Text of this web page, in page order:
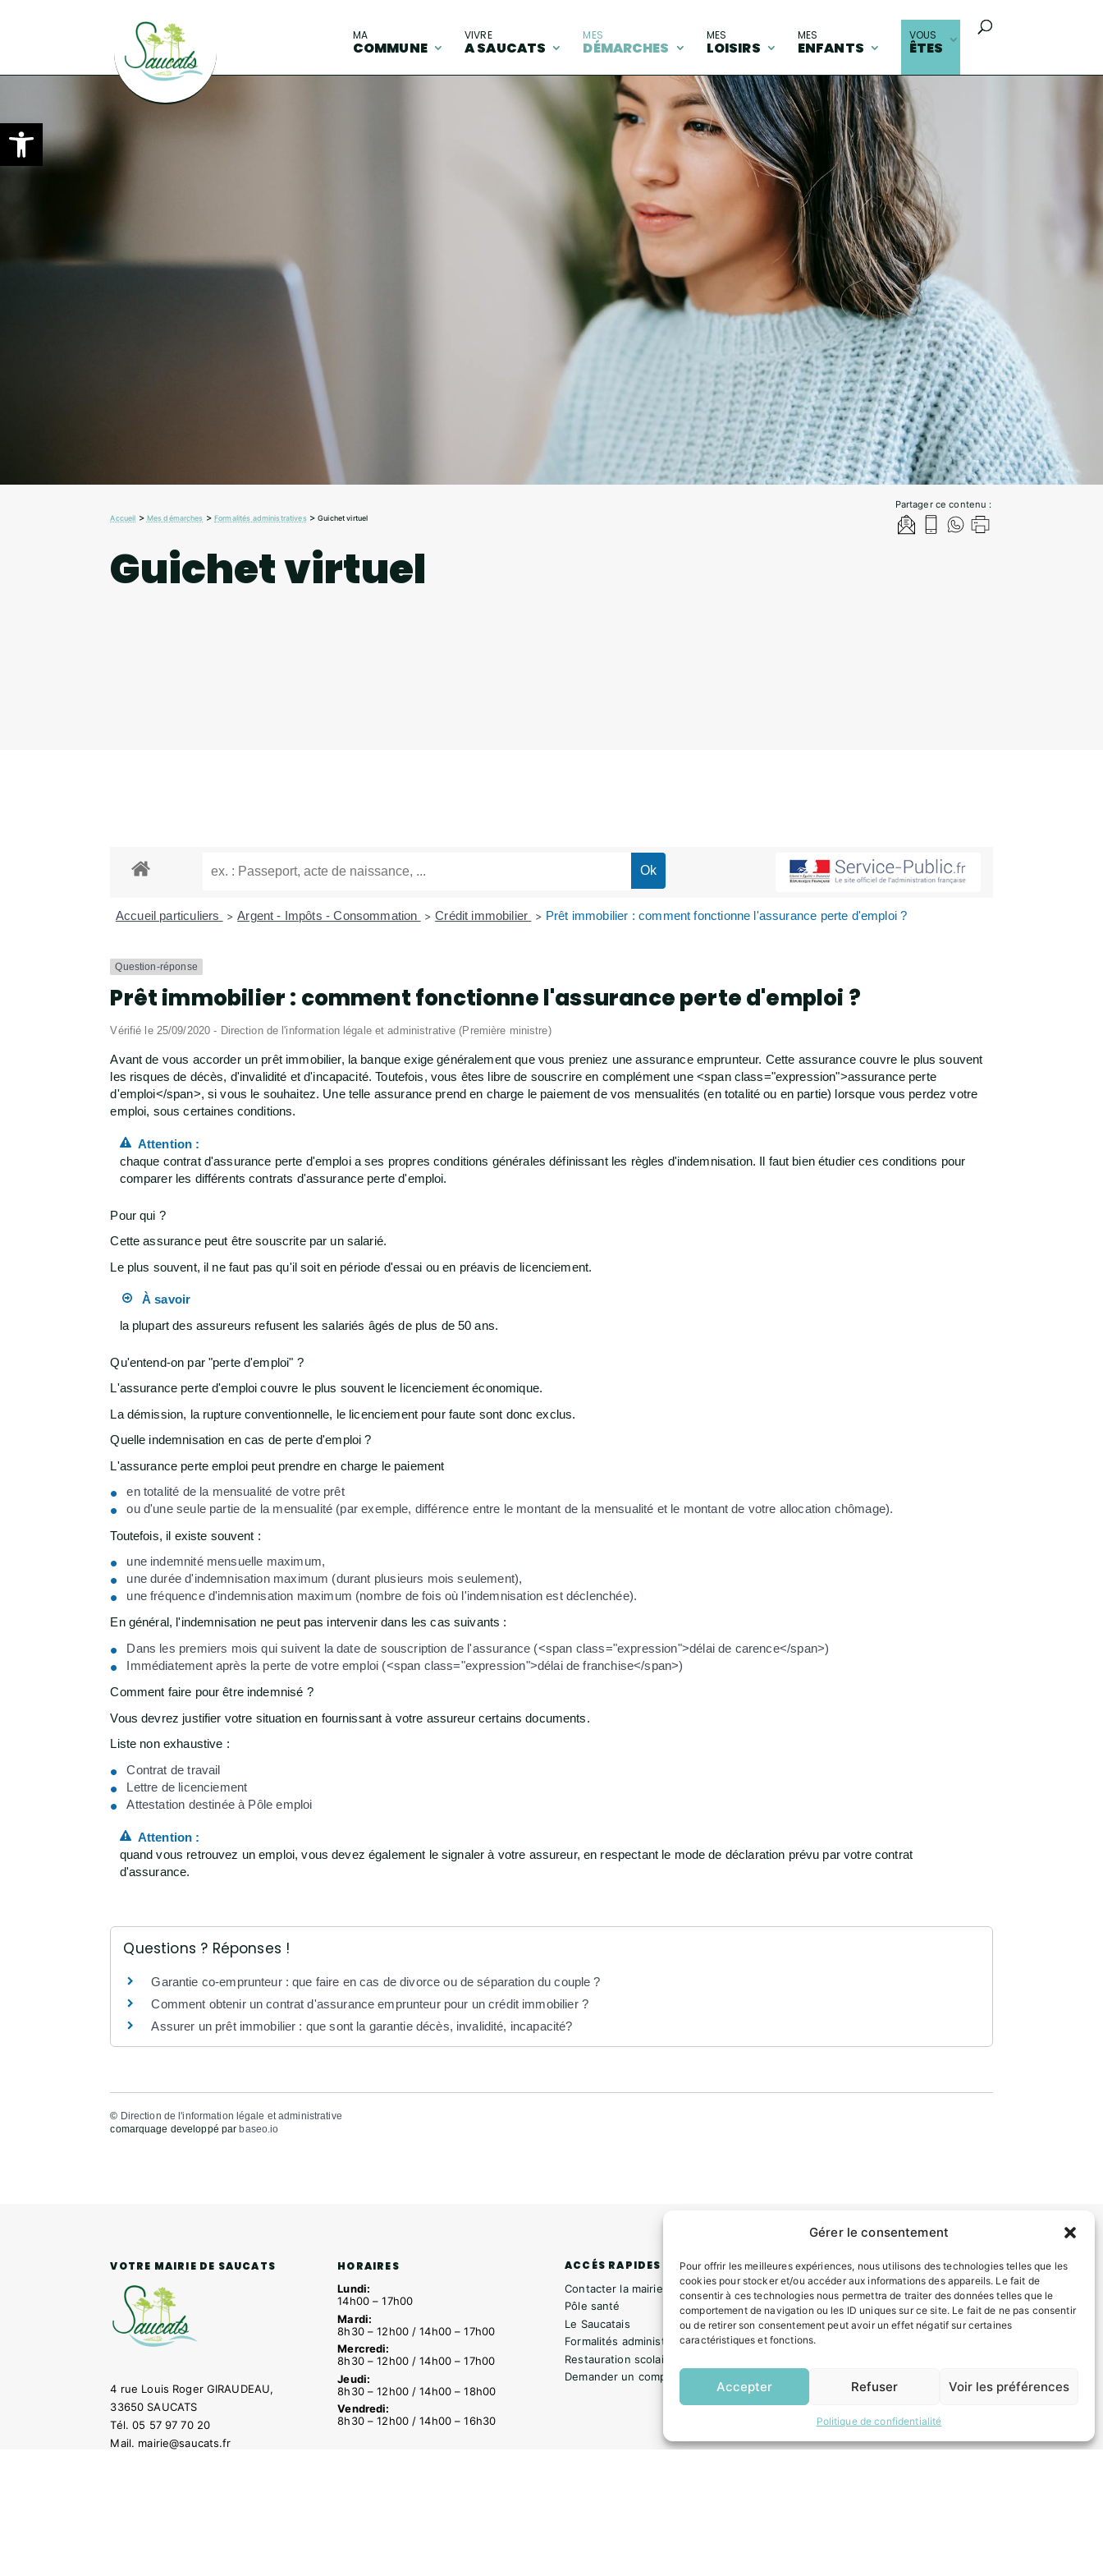
Ouvrir la barre d’outils
Gérer le consentement
Pour offrir les meilleures expériences, nous utilisons des technologies telles que les
cookies pour stocker et/ou accéder aux informations des appareils. Le fait de
consentir à ces technologies nous permettra de traiter des données telles que le
comportement de navigation ou les ID uniques sur ce site. Le fait de ne pas consentir
ou de retirer son consentement peut avoir un effet négatif sur certaines
caractéristiques et fonctions.
Accepter Refuser Voir les préférences
Politique de confidentialité
MA
COMMUNE
VIVRE
A SAUCATS
MES
DÉMARCHES
MES
LOISIRS
MES
ENFANTS
VOUS
ÊTES
Partager ce contenu :
Accueil > Mes démarches >Formalités administratives>Guichet virtuel
Guichet virtuel
Accueil particuliers > Argent - Impôts - Consommation > Crédit immobilier > Prêt immobilier : comment fonctionne l'assurance perte d'emploi ?
Question-réponse
Prêt immobilier : comment fonctionne l'assurance perte d'emploi ?
Vérifié le 25/09/2020 - Direction de l'information légale et administrative (Première ministre)
Avant de vous accorder un prêt immobilier, la banque exige généralement que vous preniez une assurance emprunteur. Cette assurance couvre le plus souvent
les risques de décès, d'invalidité et d'incapacité. Toutefois, vous êtes libre de souscrire en complément une <span class="expression">assurance perte
d'emploi</span>, si vous le souhaitez. Une telle assurance prend en charge le paiement de vos mensualités (en totalité ou en partie) lorsque vous perdez votre
emploi, sous certaines conditions.
Attention :
chaque contrat d'assurance perte d'emploi a ses propres conditions générales définissant les règles d'indemnisation. Il faut bien étudier ces conditions pour
comparer les différents contrats d'assurance perte d'emploi.
Pour qui ?
Cette assurance peut être souscrite par un salarié.
Le plus souvent, il ne faut pas qu'il soit en période d'essai ou en préavis de licenciement.
À savoir
la plupart des assureurs refusent les salariés âgés de plus de 50 ans.
Qu'entend-on par "perte d'emploi" ?
L'assurance perte d'emploi couvre le plus souvent le licenciement économique.
La démission, la rupture conventionnelle, le licenciement pour faute sont donc exclus.
Quelle indemnisation en cas de perte d'emploi ?
L'assurance perte emploi peut prendre en charge le paiement
en totalité de la mensualité de votre prêt
ou d'une seule partie de la mensualité (par exemple, différence entre le montant de la mensualité et le montant de votre allocation chômage).
Toutefois, il existe souvent :
une indemnité mensuelle maximum,
une durée d'indemnisation maximum (durant plusieurs mois seulement),
une fréquence d'indemnisation maximum (nombre de fois où l'indemnisation est déclenchée).
En général, l'indemnisation ne peut pas intervenir dans les cas suivants :
Dans les premiers mois qui suivent la date de souscription de l'assurance (<span class="expression">délai de carence</span>)
Immédiatement après la perte de votre emploi (<span class="expression">délai de franchise</span>)
Comment faire pour être indemnisé ?
Vous devrez justifier votre situation en fournissant à votre assureur certains documents.
Liste non exhaustive :
Contrat de travail
Lettre de licenciement
Attestation destinée à Pôle emploi
Attention :
quand vous retrouvez un emploi, vous devez également le signaler à votre assureur, en respectant le mode de déclaration prévu par votre contrat
d'assurance.
Questions ? Réponses !
Garantie co-emprunteur : que faire en cas de divorce ou de séparation du couple ?
Comment obtenir un contrat d'assurance emprunteur pour un crédit immobilier ?
Assurer un prêt immobilier : que sont la garantie décès, invalidité, incapacité?
© Direction de l'information légale et administrative
comarquage developpé par baseo.io
VOTRE MAIRIE DE SAUCATS
4 rue Louis Roger GIRAUDEAU,
33650 SAUCATS
Tél.05 57 97 70 20
Mail. mairie@saucats.fr
HORAIRES
Lundi:
14h00 – 17h00
Mardi:
8h30 – 12h00 / 14h00 – 17h00
Mercredi:
8h30 – 12h00 / 14h00 – 17h00
Jeudi:
8h30 – 12h00 / 14h00 – 18h00
Vendredi:
8h30 – 12h00 / 14h00 – 16h30
ACCÉS RAPIDES
Contacter la mairie
Pôle santé
Le Saucatais
Formalités administratives
Restauration scolaire
Demander un composteur
INFORMATIONS LÉGALES
Mentions légales
Politique de confidentialité
Plan du site
ESPACE MUNICIPALITÉ